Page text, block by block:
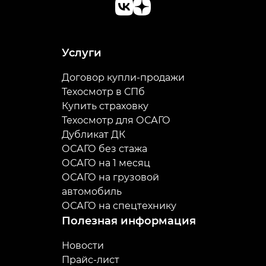
Услуги
Договор купли-продажи
Техосмотр в СПб
Купить страховку
Техосмотр для ОСАГО
Дубликат ДК
ОСАГО без стажа
ОСАГО на 1 месяц
ОСАГО на грузовой
автомобиль
ОСАГО на спецтехнику
Полезная информация
Новости
Прайс-лист